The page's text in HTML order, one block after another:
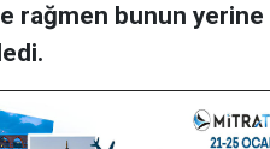
rağmen bunun